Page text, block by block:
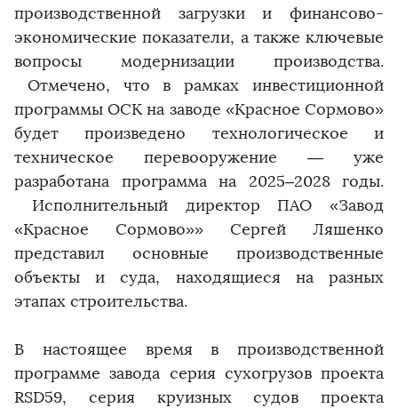
производственной загрузки и финансово-
экономические показатели, а также ключевые
вопросы модернизации производства.
Отмечено, что в рамках инвестиционной
программы ОСК на заводе «Красное Сормово»
будет произведено технологическое и
техническое перевооружение — уже
разработана программа на 2025–2028 годы.
Исполнительный директор ПАО «Завод
«Красное Сормово»» Сергей Ляшенко
представил основные производственные
объекты и суда, находящиеся на разных
этапах строительства.
В настоящее время в производственной
программе завода серия сухогрузов проекта
RSD59, серия круизных судов проекта